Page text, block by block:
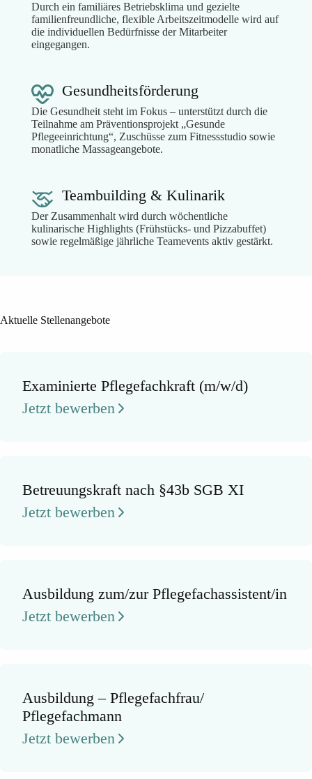
Durch ein familiäres Betriebsklima und gezielte
familienfreundliche, flexible Arbeitszeitmodelle wird auf
die individuellen Bedürfnisse der Mitarbeiter
eingegangen.
Gesundheitsförderung
Die Gesundheit steht im Fokus – unterstützt durch die
Teilnahme am Präventionsprojekt „Gesunde
Pflegeeinrichtung“, Zuschüsse zum Fitnessstudio sowie
monatliche Massageangebote.
Teambuilding & Kulinarik
Der Zusammenhalt wird durch wöchentliche
kulinarische Highlights (Frühstücks- und Pizzabuffet)
sowie regelmäßige jährliche Teamevents aktiv gestärkt.
Aktuelle Stellenangebote
Examinierte Pflegefachkraft (m/w/d)
Jetzt bewerben
Betreuungskraft nach §43b SGB XI
Jetzt bewerben
Ausbildung zum/zur Pflegefachassistent/in
Jetzt bewerben
Ausbildung – Pflegefachfrau/
Pflegefachmann
Jetzt bewerben